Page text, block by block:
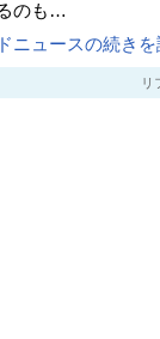
のも…
ニュースの続きを
リ